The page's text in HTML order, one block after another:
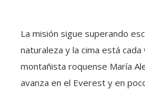
La misión sigue superando
naturaleza y la cima está cada
montañista roquense María
avanza en el Everest y en